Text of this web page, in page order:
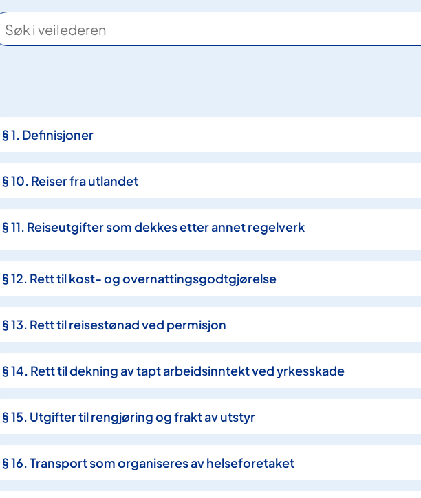
§ 1. Definisjoner
§ 10. Reiser fra utlandet
§ 11. Reiseutgifter som dekkes etter annet regelverk
§ 12. Rett til kost- og overnattingsgodtgjørelse
§ 13. Rett til reisestønad ved permisjon
§ 14. Rett til dekning av tapt arbeidsinntekt ved yrkesskade
§ 15. Utgifter til rengjøring og frakt av utstyr
§ 16. Transport som organiseres av helseforetaket